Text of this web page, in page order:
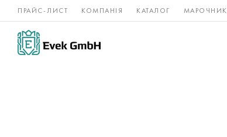
ПРАЙС-ЛИСТ КОМПАНІЯ КАТАЛОГ МАРОЧНИК
Нікелеві
сплави